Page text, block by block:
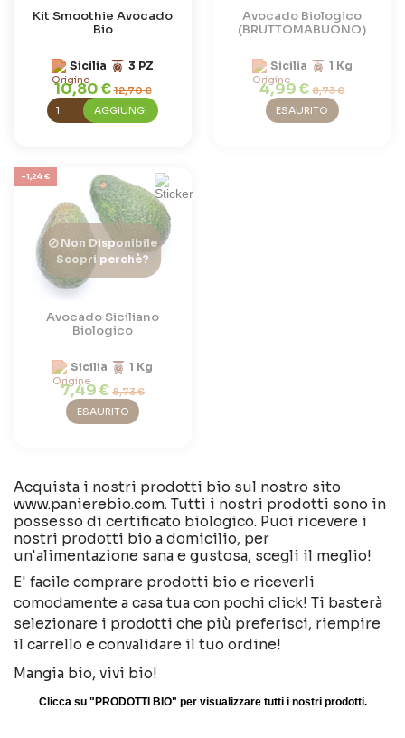
Kit Smoothie Avocado
Bio
Sicilia 3 PZ
10,80 €12,70 €
AGGIUNGI
Avocado Biologico
(BRUTTOMABUONO)
Sicilia 1 Kg
4,99 €8,73 €
ESAURITO
-1,24 €
Non Disponibile
Scopri perchè?
Avocado Siciliano
Biologico
Sicilia 1 Kg
7,49 €8,73 €
ESAURITO
Acquista i nostri prodotti bio sul nostro sito
www.panierebio.com. Tutti i nostri prodotti sono in
possesso di certificato biologico. Puoi ricevere i
nostri prodotti bio a domicilio, per
un'alimentazione sana e gustosa, scegli il meglio!
E' facile comprare prodotti bio e riceverli
comodamente a casa tua con pochi click! Ti basterà
selezionare i prodotti che più preferisci, riempire
il carrello e convalidare il tuo ordine!
Mangia bio, vivi bio!
Clicca su "PRODOTTI BIO" per visualizzare tutti i nostri prodotti.